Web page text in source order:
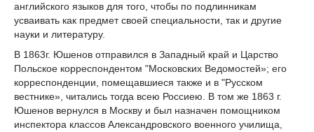
английского языков для того, чтобы по подлинникам
усваивать как предмет своей специальности, так и другие
науки и литературу.
В 1863г. Юшенов отправился в Западный край и Царство
Польское корреспондентом "Московских Ведомостей»; его
корреспонденции, помещавшиеся также и в "Русском
вестнике», читались тогда всею Россиею. В том же 1863 г.
Юшенов вернулся в Москву и был назначен помощником
инспектора классов Александровского военного училища,